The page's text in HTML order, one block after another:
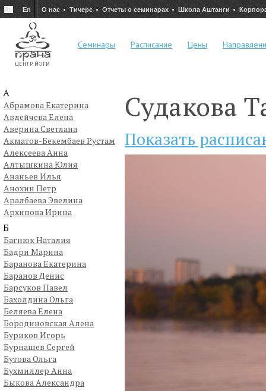
Ru En О нас Тичерс Отчеты о семинарах Школа Аштанги
Семинары Расписание Цены
А
Абрамова Екатерина
Авдейчева Елена
Аверина Светлана
Акматов-Бекембаев Рустам
Алексеева Анна
Алтышкина Юлия
Ананьев Илья
Анохин Петр
Аралбаева Эвелина
Архипова Ирина
Б
Багнюк Наталия
Бадри Марина
Баранова Екатерина
Баранов Денис
Барсуков Павел
Бахолдина Ольга
Беляева Елена
Бородиновская Алена
Буриков Игорь
Бурнашев Сергей
Бутова Ольга
Бухмиллер Анна
Быкова Александра
Судакова
Показать